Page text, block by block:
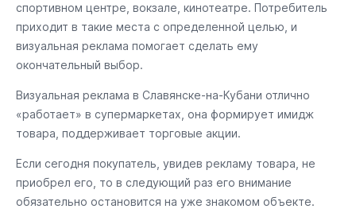
спортивном центре, вокзале, кинотеатре. Потребитель
приходит в такие места с определенной целью, и
визуальная реклама помогает сделать ему
окончательный выбор.
Визуальная реклама в Славянске-на-Кубани отлично
«работает» в супермаркетах, она формирует имидж
товара, поддерживает торговые акции.
Если сегодня покупатель, увидев рекламу товара, не
приобрел его, то в следующий раз его внимание
обязательно остановится на уже знакомом объекте.